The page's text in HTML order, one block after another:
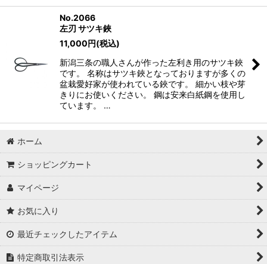
No.2066
左刃 サツキ鋏
11,000円(税込)
新潟三条の職人さんが作った左利き用のサツキ鋏
です。 名称はサツキ鋏となっておりますが多くの
盆栽愛好家が使われている鋏です。 細かい枝や芽
きりにお使いください。 鋼は安来白紙鋼を使用し
ています。 …
ホーム
ショッピングカート
マイページ
お気に入り
最近チェックしたアイテム
特定商取引法表示